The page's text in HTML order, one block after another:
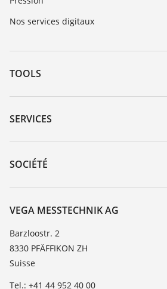
Nos services digitaux
TOOLS
Téléchargements
Recherche par numéro de série
DTM Collection/PACTware
SERVICES
Retour d'appareil
Formations
TeamViewer
SOCIÉTÉ
À propos de VEGA
Contact
News
Presse
Blog
VEGA MESSTECHNIK AG
Barzloostr. 2
8330 PFÄFFIKON ZH
Suisse
Tel.: +41 44 952 40 00